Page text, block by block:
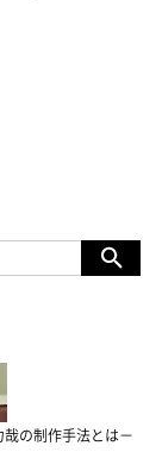
の制作手法とは－